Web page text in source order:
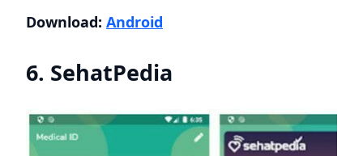
Download: Android
6. SehatPedia